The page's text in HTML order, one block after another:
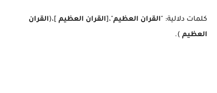
كلمات دلالية: "القران العظيم"،[القران العظيم ]،(القران
العظيم ).